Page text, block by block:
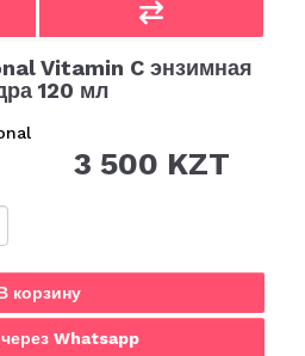
Vitamin C энзимная
120 мл
3 500 KZT
корзину
Whatsapp